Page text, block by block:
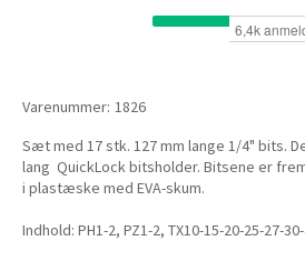
Varenummer: 1826
Sæt med 17 stk. 127 mm lange 1/4" bits.
lang QuickLock bitsholder. Bitsene er
i plastæske med EVA-skum.
Indhold: PH1-2, PZ1-2, TX10-15-20-25-27-